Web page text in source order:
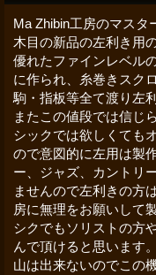
Ma Zhibin工房のマスタ
木目の新品の左利き用
優れたファインレベル
に作られ、糸巻きスク
駒・指板等全て渡り左
またこの値段では信じ
シックでは欲しくても
ので意図的に左用は製
ー、ジャズ、カントリ
ませんので左利きの方
房に無理をお願いして
シクでもソリストの方
んで頂けると思います
山は出来ないのでこの